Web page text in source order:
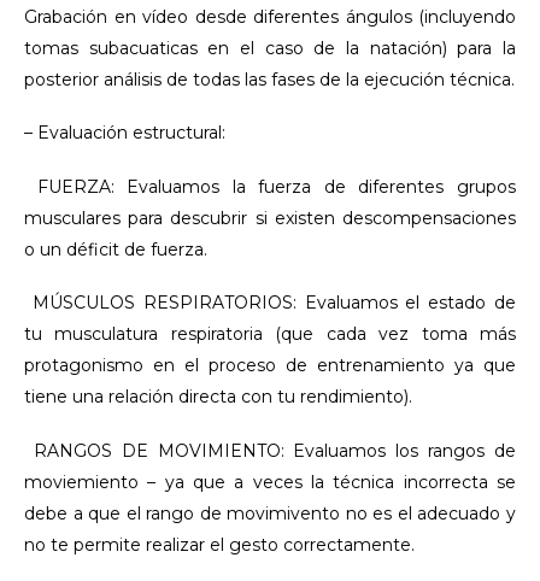
Grabación en vídeo desde diferentes ángulos (incluyendo
tomas subacuaticas en el caso de la natación) para la
posterior análisis de todas las fases de la ejecución técnica.
– Evaluación estructural:
FUERZA: Evaluamos la fuerza de diferentes grupos
musculares para descubrir si existen descompensaciones
o un déficit de fuerza.
MÚSCULOS RESPIRATORIOS: Evaluamos el estado de
tu musculatura respiratoria (que cada vez toma más
protagonismo en el proceso de entrenamiento ya que
tiene una relación directa con tu rendimiento).
RANGOS DE MOVIMIENTO: Evaluamos los rangos de
moviemiento – ya que a veces la técnica incorrecta se
debe a que el rango de movimivento no es el adecuado y
no te permite realizar el gesto correctamente.